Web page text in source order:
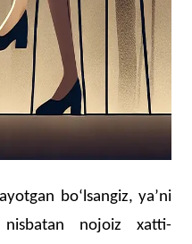
boʻlsangiz, yaʼni
nojoiz xatti-